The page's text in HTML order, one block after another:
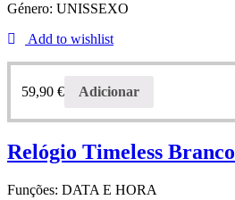
Género: UNISSEXO
Add to wishlist
59,90 € Adicionar
Relógio Timeless Branco
Funções: DATA E HORA